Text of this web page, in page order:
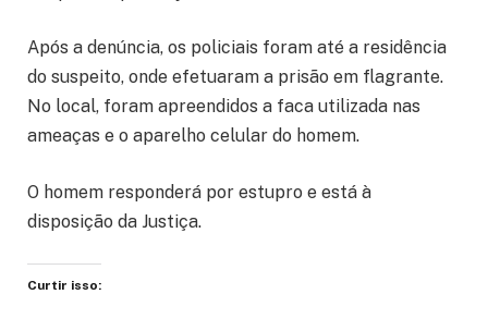
Após a denúncia, os policiais foram até a residência
do suspeito, onde efetuaram a prisão em flagrante.
No local, foram apreendidos a faca utilizada nas
ameaças e o aparelho celular do homem.
O homem responderá por estupro e está à
disposição da Justiça.
Curtir isso: